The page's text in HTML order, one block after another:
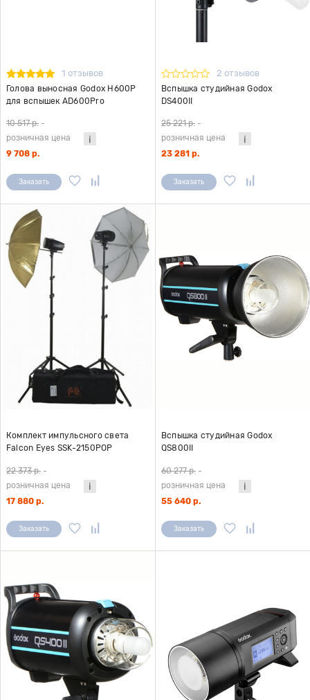
1 отзывов
Голова выносная Godox H600P
для вспышек AD600Pro
10 517 р. -
розничная цена
9 708 р.
Заказать
2 отзывов
Вспышка студийная Godox
DS400II
25 221 р. -
розничная цена
23 281 р.
Заказать
Комплект импульсного света
Falcon Eyes SSK-2150POP
22 373 р. -
розничная цена
17 880 р.
Заказать
Вспышка студийная Godox
QS800II
60 277 р. -
розничная цена
55 640 р.
Заказать